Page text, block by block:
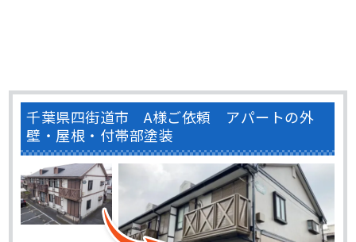
千葉県四街道市 A様ご依頼 アパートの外
壁・屋根・付帯部塗装